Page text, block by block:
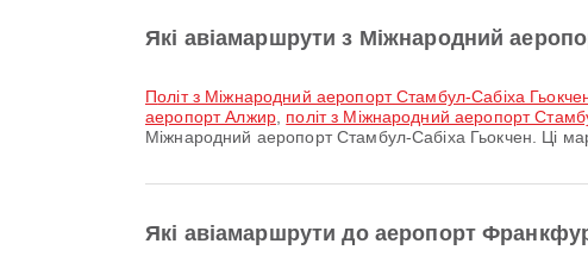
Які авіамаршрути з Міжнародний
політ з Міжнародний аеропорт Стамбул-Сабіха
аеропорт Алжир, політ з Міжнародний аеропорт
Міжнародний аеропорт Стамбул-Сабіха Гьокчен. Ці
Які авіамаршрути до аеропорт